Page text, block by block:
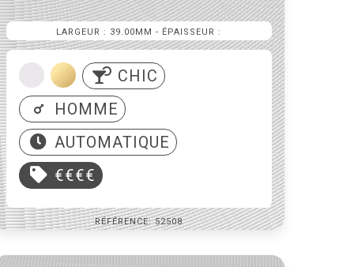
LARGEUR : 39.00MM- ÉPAISSEUR :
CHIC
HOMME
AUTOMATIQUE
€€€€
RÉFÉRENCE: 52508